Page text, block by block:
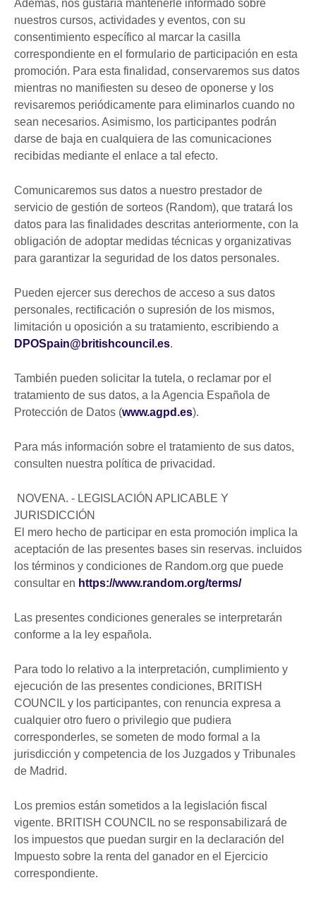
Además, nos gustaría mantenerle informado sobre
nuestros cursos, actividades y eventos, con su
consentimiento específico al marcar la casilla
correspondiente en el formulario de participación en esta
promoción. Para esta finalidad, conservaremos sus datos
mientras no manifiesten su deseo de oponerse y los
revisaremos periódicamente para eliminarlos cuando no
sean necesarios. Asimismo, los participantes podrán
darse de baja en cualquiera de las comunicaciones
recibidas mediante el enlace a tal efecto.
Comunicaremos sus datos a nuestro prestador de
servicio de gestión de sorteos (Random), que tratará los
datos para las finalidades descritas anteriormente, con la
obligación de adoptar medidas técnicas y organizativas
para garantizar la seguridad de los datos personales.
Pueden ejercer sus derechos de acceso a sus datos
personales, rectificación o supresión de los mismos,
limitación u oposición a su tratamiento, escribiendo a
DPOSpain@britishcouncil.es.
También pueden solicitar la tutela, o reclamar por el
tratamiento de sus datos, a la Agencia Española de
Protección de Datos (www.agpd.es).
Para más información sobre el tratamiento de sus datos,
consulten nuestra política de privacidad.
NOVENA. - LEGISLACIÓN APLICABLE Y
JURISDICCIÓN
El mero hecho de participar en esta promoción implica la
aceptación de las presentes bases sin reservas. incluidos
los términos y condiciones de Random.org que puede
consultar en https://www.random.org/terms/
Las presentes condiciones generales se interpretarán
conforme a la ley española.
Para todo lo relativo a la interpretación, cumplimiento y
ejecución de las presentes condiciones, BRITISH
COUNCIL y los participantes, con renuncia expresa a
cualquier otro fuero o privilegio que pudiera
corresponderles, se someten de modo formal a la
jurisdicción y competencia de los Juzgados y Tribunales
de Madrid.
Los premios están sometidos a la legislación fiscal
vigente. BRITISH COUNCIL no se responsabilizará de
los impuestos que puedan surgir en la declaración del
Impuesto sobre la renta del ganador en el Ejercicio
correspondiente.